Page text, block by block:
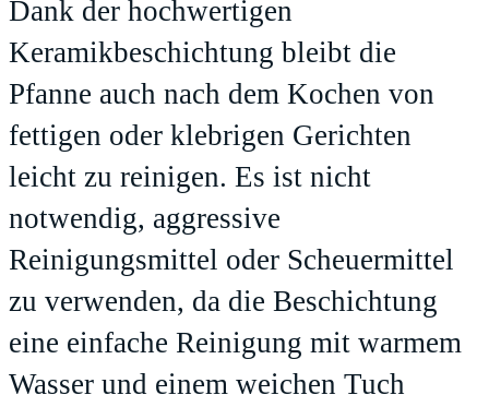
Dank der hochwertigen
Keramikbeschichtung bleibt die
Pfanne auch nach dem Kochen von
fettigen oder klebrigen Gerichten
leicht zu reinigen. Es ist nicht
notwendig, aggressive
Reinigungsmittel oder Scheuermittel
zu verwenden, da die Beschichtung
eine einfache Reinigung mit warmem
Wasser und einem weichen Tuch